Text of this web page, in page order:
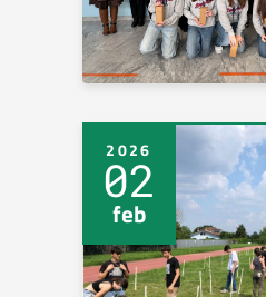
2026
02
feb